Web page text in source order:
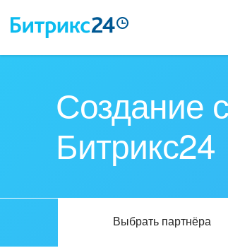
Создание
Битрикс24
Выбрать партнёра